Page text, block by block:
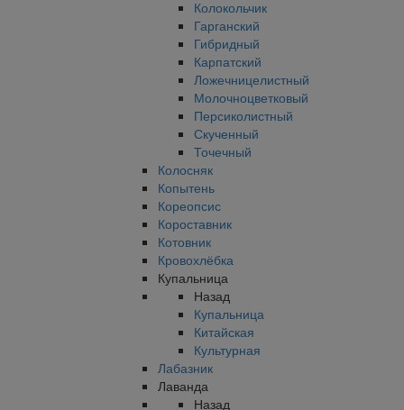
Колокольчик
Гарганский
Гибридный
Карпатский
Ложечницелистный
Молочноцветковый
Персиколистный
Скученный
Точечный
Колосняк
Копытень
Кореопсис
Короставник
Котовник
Кровохлёбка
Купальница
Назад
Купальница
Китайская
Культурная
Лабазник
Лаванда
Назад